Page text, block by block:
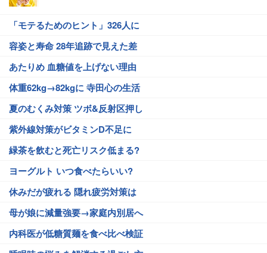
「モテるためのヒント」326人に
容姿と寿命 28年追跡で見えた差
あたりめ 血糖値を上げない理由
体重62kg→82kgに 寺田心の生活
夏のむくみ対策 ツボ&反射区押し
紫外線対策がビタミンD不足に
緑茶を飲むと死亡リスク低まる?
ヨーグルト いつ食べたらいい?
休みだが疲れる 隠れ疲労対策は
母が娘に減量強要→家庭内別居へ
内科医が低糖質麺を食べ比べ検証